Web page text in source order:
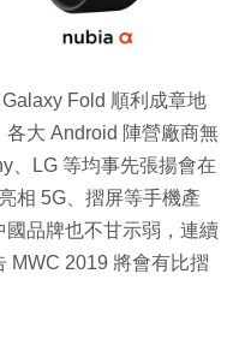
Fold 順利成章地
各大 Android 陣營廠商無
、LG 等均事先張揚會在
相 5G、摺屏等手機產
品牌也不甘示弱，連續
MWC 2019 將會有比摺